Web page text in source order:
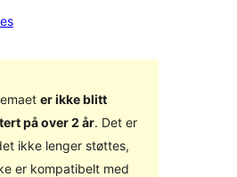
er ikke blitt
på over 2 år. Det er
ikke lenger støttes,
er kompatibelt med